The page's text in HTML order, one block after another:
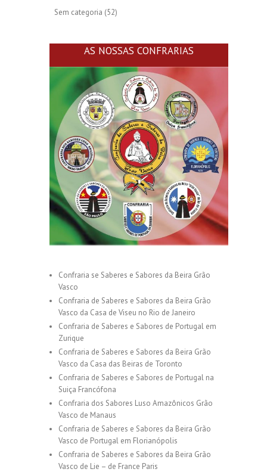
Sem categoria (52)
AS NOSSAS CONFRARIAS
Confraria se Saberes e Sabores da Beira Grão
Vasco
Confraria de Saberes e Sabores da Beira Grão
Vasco da Casa de Viseu no Rio de Janeiro
Confraria de Saberes e Sabores de Portugal em
Zurique
Confraria de Saberes e Sabores da Beira Grão
Vasco da Casa das Beiras de Toronto
Confraria de Saberes e Sabores de Portugal na
Suiça Francófona
Confraria dos Sabores Luso Amazônicos Grão
Vasco de Manaus
Confraria de Saberes e Sabores da Beira Grão
Vasco de Portugal em Florianópolis
Confraria de Saberes e Sabores da Beira Grão
Vasco de Lie – de France Paris